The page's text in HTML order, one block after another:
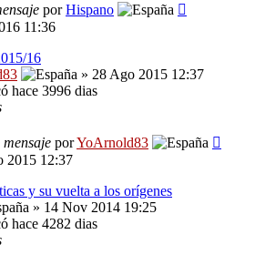
porHispano
11:36
16
» 28 Ago 2015 12:37
hace 3996 dias
porYoArnold83
2015 12:37
y su vuelta a los orígenes
» 14 Nov 2014 19:25
hace 4282 dias